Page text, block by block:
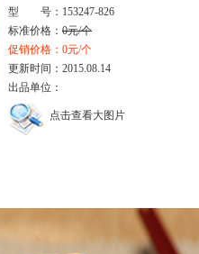
型 号：153247-826
标准价格： 0元/个
促销价格：0元/个
更新时间：2015.08.14
出品单位：
点击查看大图片